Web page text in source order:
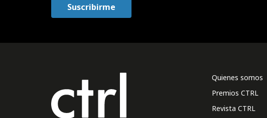
Quienes somos
Premios CTRL
Revista CTRL